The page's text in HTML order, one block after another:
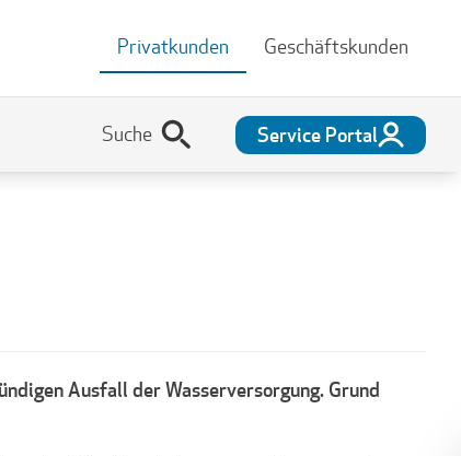
Privatkunden Geschäftskunden
Service Portal
Ausfall der Wasserversorgung. Grund